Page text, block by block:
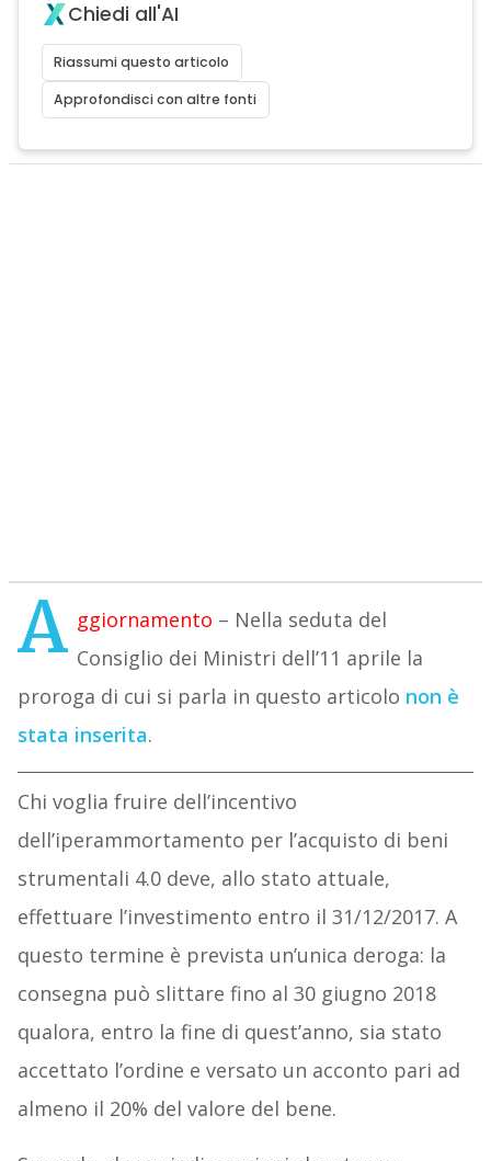
Chiedi all'AI
Riassumi questo articolo
Approfondisci con altre fonti
A ggiornamento – Nella seduta del
Consiglio dei Ministri dell’11 aprile la
proroga di cui si parla in questo articolo non è
stata inserita.
Chi voglia fruire dell’incentivo
dell’iperammortamento per l’acquisto di beni
strumentali 4.0 deve, allo stato attuale,
effettuare l’investimento entro il 31/12/2017. A
questo termine è prevista un’unica deroga: la
consegna può slittare fino al 30 giugno 2018
qualora, entro la fine di quest’anno, sia stato
accettato l’ordine e versato un acconto pari ad
almeno il 20% del valore del bene.